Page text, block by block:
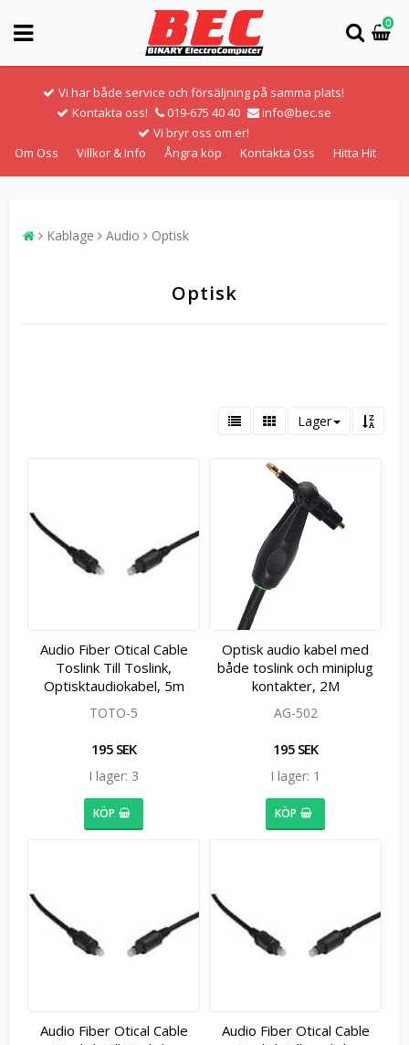
0
Vi har både service och försäljning på samma plats!
Kontakta oss!
019-675 40 40
info@bec.se
Vi bryr oss om er!
Om Oss
Villkor & Info Ångra köp Kontakta Oss Hitta Hit
Kablage Audio Optisk
Optisk
Lager
Audio Fiber Otical Cable
Toslink Till Toslink,
Optisktaudiokabel, 5m
TOTO-5
195 SEK
I lager: 3
KÖP
Optisk audio kabel med
både toslink och miniplug
kontakter, 2M
AG-502
195 SEK
I lager: 1
KÖP
Audio Fiber Otical Cable
Audio Fiber Otical Cable